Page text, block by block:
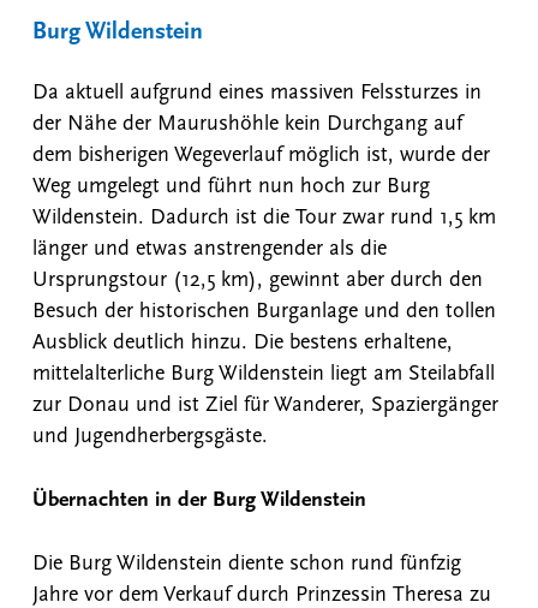
Burg Wildenstein
Da aktuell aufgrund eines massiven Felssturzes in
der Nähe der Maurushöhle kein Durchgang auf
dem bisherigen Wegeverlauf möglich ist, wurde der
Weg umgelegt und führt nun hoch zur Burg
Wildenstein. Dadurch ist die Tour zwar rund 1,5 km
länger und etwas anstrengender als die
Ursprungstour (12,5 km), gewinnt aber durch den
Besuch der historischen Burganlage und den tollen
Ausblick deutlich hinzu. Die bestens erhaltene,
mittelalterliche Burg Wildenstein liegt am Steilabfall
zur Donau und ist Ziel für Wanderer, Spaziergänger
und Jugendherbergsgäste.
Übernachten in der Burg Wildenstein
Die Burg Wildenstein diente schon rund fünfzig
Jahre vor dem Verkauf durch Prinzessin Theresa zu